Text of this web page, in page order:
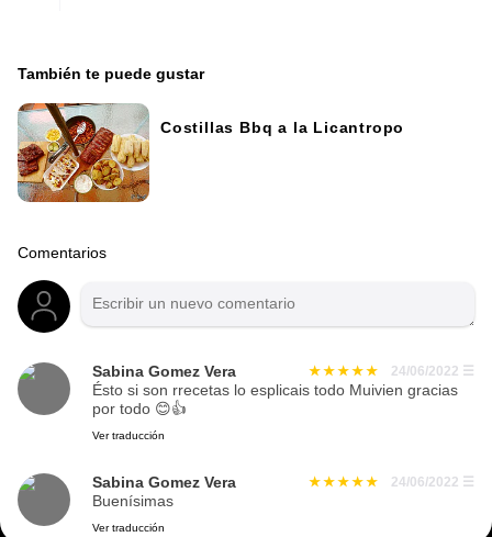
También te puede gustar
Costillas Bbq a la Licantropo
Comentarios
Sabina Gomez Vera 24/06/2022 ☰
Ésto si son rrecetas lo esplicais todo Muivien gracias
por todo 😊👍
Ver traducción
Sabina Gomez Vera 24/06/2022 ☰
Buenísimas
Ver traducción